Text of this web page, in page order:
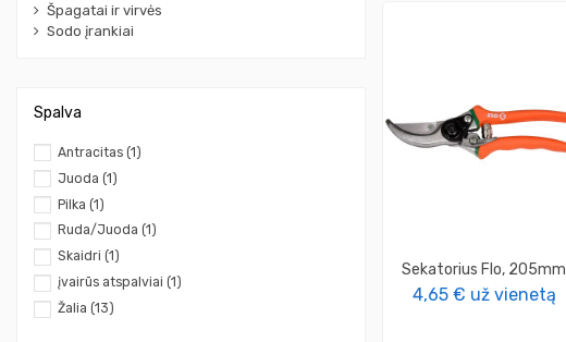
Sekatorius Flo, 205mm
4,65 € už vienetą
Špagatai ir virvės
Sodo įrankiai
Spalva
Antracitas (1)
Juoda (1)
Pilka (1)
Ruda/Juoda (1)
Skaidri (1)
įvairūs atspalviai (1)
Žalia (13)